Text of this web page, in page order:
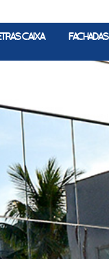
FACHADAS
CAIXA